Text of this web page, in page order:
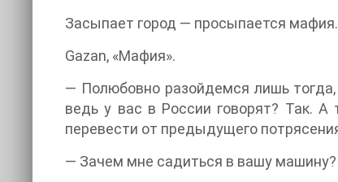
Засыпает город — просыпается
Gazan, «Мафия».
— Полюбовно разойдемся лишь
ведь у вас в России говорят? Так. А
перевести от предыдущего
— Зачем мне садиться в вашу